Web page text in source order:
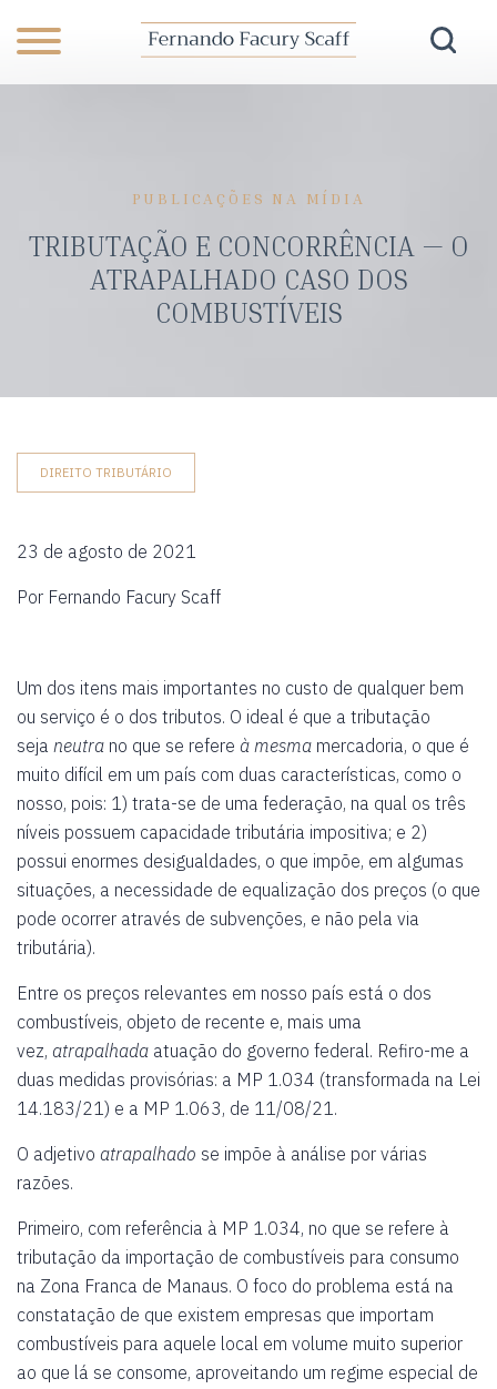
PUBLICAÇÕES NA MÍDIA
TRIBUTAÇÃO E CONCORRÊNCIA — O
ATRAPALHADO CASO DOS
COMBUSTÍVEIS
DIREITO TRIBUTÁRIO
23 de agosto de 2021
Por Fernando Facury Scaff
Um dos itens mais importantes no custo de qualquer bem
ou serviço é o dos tributos. O ideal é que a tributação
seja neutra no que se refere à mesma mercadoria, o que é
muito difícil em um país com duas características, como o
nosso, pois: 1) trata-se de uma federação, na qual os três
níveis possuem capacidade tributária impositiva; e 2)
possui enormes desigualdades, o que impõe, em algumas
situações, a necessidade de equalização dos preços (o que
pode ocorrer através de subvenções, e não pela via
tributária).
Entre os preços relevantes em nosso país está o dos
combustíveis, objeto de recente e, mais uma
vez, atrapalhada atuação do governo federal. Refiro-me a
duas medidas provisórias: a MP 1.034 (transformada na Lei
14.183/21) e a MP 1.063, de 11/08/21.
O adjetivo atrapalhado se impõe à análise por várias
razões.
Primeiro, com referência à MP 1.034, no que se refere à
tributação da importação de combustíveis para consumo
na Zona Franca de Manaus. O foco do problema está na
constatação de que existem empresas que importam
combustíveis para aquele local em volume muito superior
ao que lá se consome, aproveitando um regime especial de